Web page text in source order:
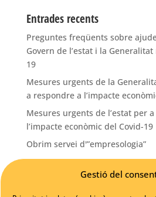
Gestió del
Entrades recents
Preguntes freqüents sobre
Govern de l’estat i la
19
Mesures urgents de la
a respondre a l’impacte
Mesures urgents de l’estat per
l’impacte econòmic del Covid-19
Obrim servei d'”empresologia”
La pàgina web del teu negoci?